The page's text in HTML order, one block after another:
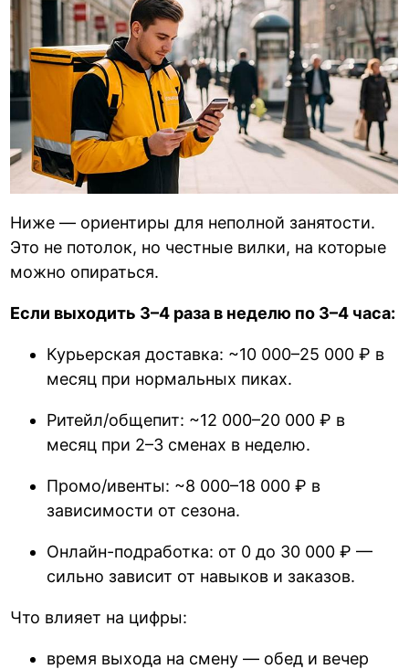
Ниже — ориентиры для неполной занятости.
Это не потолок, но честные вилки, на которые
можно опираться.
Если выходить 3–4 раза в неделю по 3–4 часа:
Курьерская доставка: ~10 000–25 000 ₽ в
месяц при нормальных пиках.
Ритейл/общепит: ~12 000–20 000 ₽ в
месяц при 2–3 сменах в неделю.
Промо/ивенты: ~8 000–18 000 ₽ в
зависимости от сезона.
Онлайн-подработка: от 0 до 30 000 ₽ —
сильно зависит от навыков и заказов.
Что влияет на цифры:
время выхода на смену — обед и вечер